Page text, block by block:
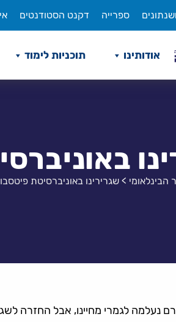
ספרייה דקנט הסטודנטים
אודותינו תוכניות לימוד
הבינלאומי > שגרירינו באוניברסיטת
נעלמה לגמרי מחיינו, אבל החזרה